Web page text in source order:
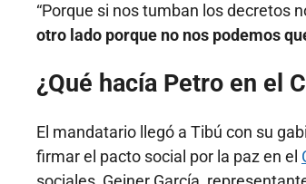
“Porque si nos tumban los decretos
otro lado porque no nos podemos
¿Qué hacía Petro en el
El mandatario llegó a Tibú con su
firmar el pacto social por la paz en el